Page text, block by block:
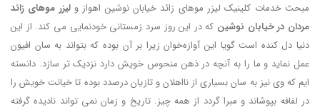
مبحث خدمات کلینیک لیزر موهای زائد خیابان نوشین اهواز ولیزر موهای زائد
مردان در خیابان نوشین که در این روز سرد زمستانی خودنمایی می کند. از این
دنیا دل کنده است گویا این آوازه‌خوان زیرا بر آن بوده که بتواند به سان افیون
عمل نماید و ما را به آنچه در ذهن منحوس خویش دارد نزدیک تر سازد. دانسته
ایم که وی نیز به سان بسیاری از نااهلان و تازیان درصدد بوده تا خیانت خویش را
در لفافه بپوشاند و مبرا گردد از همه چیز. تاریخ و زمان نمی تواند نادیده گرفته